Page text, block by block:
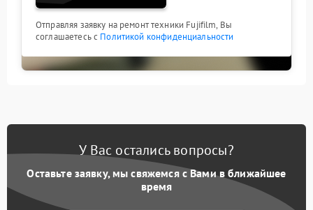
Отправляя заявку на ремонт техники Fujifilm, Вы
соглашаетесь с Политикой конфиденциальности
У Вас остались вопросы?
Оставьте заявку, мы свяжемся с Вами в ближайшее
время